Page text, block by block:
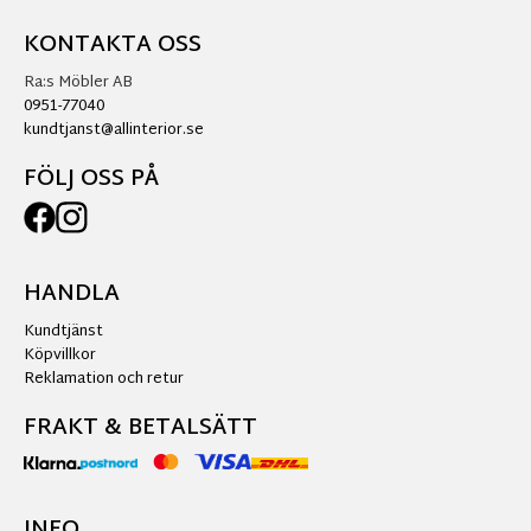
KONTAKTA OSS
Ra:s Möbler AB
0951-77040
kundtjanst@allinterior.se
FÖLJ OSS PÅ
HANDLA
Kundtjänst
Köpvillkor
Reklamation och retur
FRAKT & BETALSÄTT